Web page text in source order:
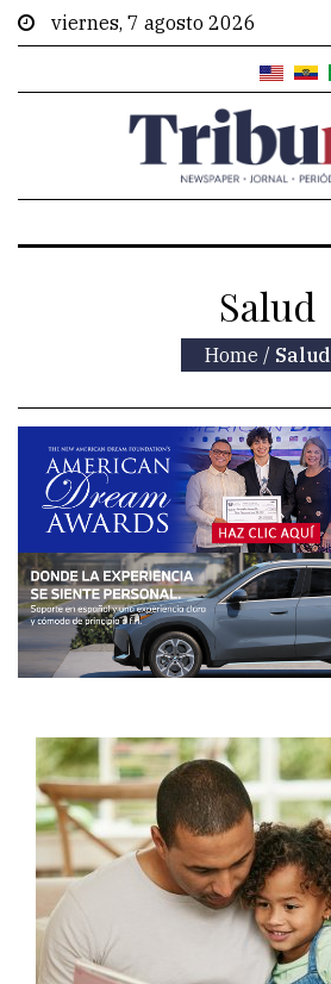
viernes, 7 agosto 2026
Salud
Home / Salud